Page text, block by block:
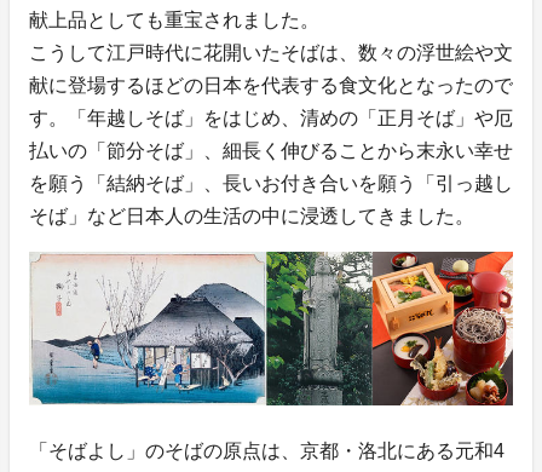
献上品としても重宝されました。
こうして江戸時代に花開いたそばは、数々の浮世絵や文
献に登場するほどの日本を代表する食文化となったので
す。「年越しそば」をはじめ、清めの「正月そば」や厄
払いの「節分そば」、細長く伸びることから末永い幸せ
を願う「結納そば」、長いお付き合いを願う「引っ越し
そば」など日本人の生活の中に浸透してきました。
「そばよし」のそばの原点は、京都・洛北にある元和4